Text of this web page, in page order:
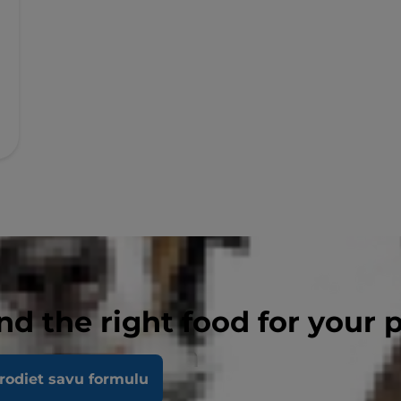
the right food for your
savu formulu
suņu barība